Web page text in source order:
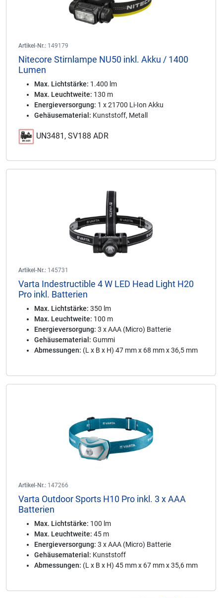
Artikel-Nr.: 149179
Nitecore Stirnlampe NU50 inkl. Akku / 1400
Lumen
Max. Lichtstärke: 1.400 lm
Max. Leuchtweite: 130 m
Energieversorgung: 1 x 21700 Li-Ion Akku
Gehäusematerial: Kunststoff, Metall
UN3481, SV188 ADR
Artikel-Nr.: 145731
Varta Indestructible 4 W LED Head Light H20
Pro inkl. Batterien
Max. Lichtstärke: 350 lm
Max. Leuchtweite: 100 m
Energieversorgung: 3 x AAA (Micro) Batterie
Gehäusematerial: Gummi
Abmessungen: (L x B x H) 47 mm x 68 mm x 36,5 mm
Artikel-Nr.: 147266
Varta Outdoor Sports H10 Pro inkl. 3 x AAA
Batterien
Max. Lichtstärke: 100 lm
Max. Leuchtweite: 45 m
Energieversorgung: 3 x AAA (Micro) Batterie
Gehäusematerial: Kunststoff
Abmessungen: (L x B x H) 45 mm x 67 mm x 35,6 mm